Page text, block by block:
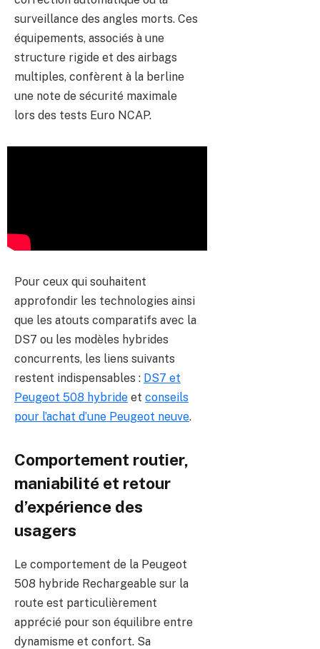
surveillance des angles morts. Ces
équipements, associés à une
structure rigide et des airbags
multiples, confèrent à la berline
une note de sécurité maximale
lors des tests Euro NCAP.
Pour ceux qui souhaitent
approfondir les technologies ainsi
que les atouts comparatifs avec la
DS7 ou les modèles hybrides
concurrents, les liens suivants
restent indispensables : DS7 et
Peugeot 508 hybride et conseils
pour l’achat d’une Peugeot neuve.
Comportement routier,
maniabilité et retour
d’expérience des
usagers
Le comportement de la Peugeot
508 hybride Rechargeable sur la
route est particulièrement
apprécié pour son équilibre entre
dynamisme et confort. Sa